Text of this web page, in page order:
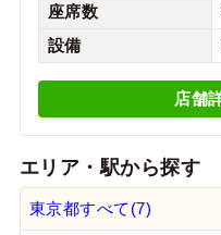
座席数
設備
店舗
エリア・駅から探す
東京都すべて(7)